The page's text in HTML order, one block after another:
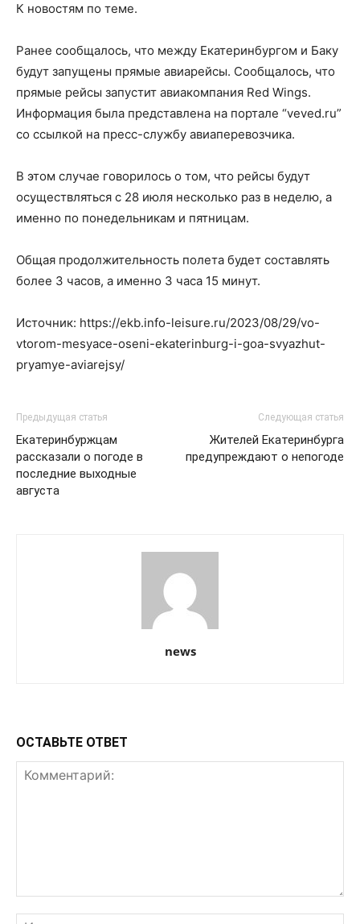
К новостям по теме.
Ранее сообщалось, что между Екатеринбургом и Баку
будут запущены прямые авиарейсы. Сообщалось, что
прямые рейсы запустит авиакомпания Red Wings.
Информация была представлена на портале “veved.ru”
со ссылкой на пресс-службу авиаперевозчика.
В этом случае говорилось о том, что рейсы будут
осуществляться с 28 июля несколько раз в неделю, а
именно по понедельникам и пятницам.
Общая продолжительность полета будет составлять
более 3 часов, а именно 3 часа 15 минут.
Источник: https://ekb.info-leisure.ru/2023/08/29/vo-
vtorom-mesyace-oseni-ekaterinburg-i-goa-svyazhut-
pryamye-aviarejsy/
Предыдущая статья
Екатеринбуржцам
рассказали о погоде в
последние выходные
августа
Следующая статья
Жителей Екатеринбурга
предупреждают о непогоде
news
ОСТАВЬТЕ ОТВЕТ